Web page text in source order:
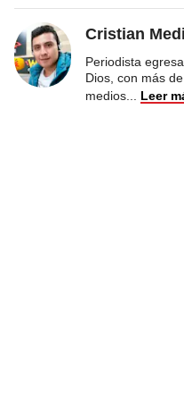
Cristian
Periodista
Dios, con más
medios
Leer